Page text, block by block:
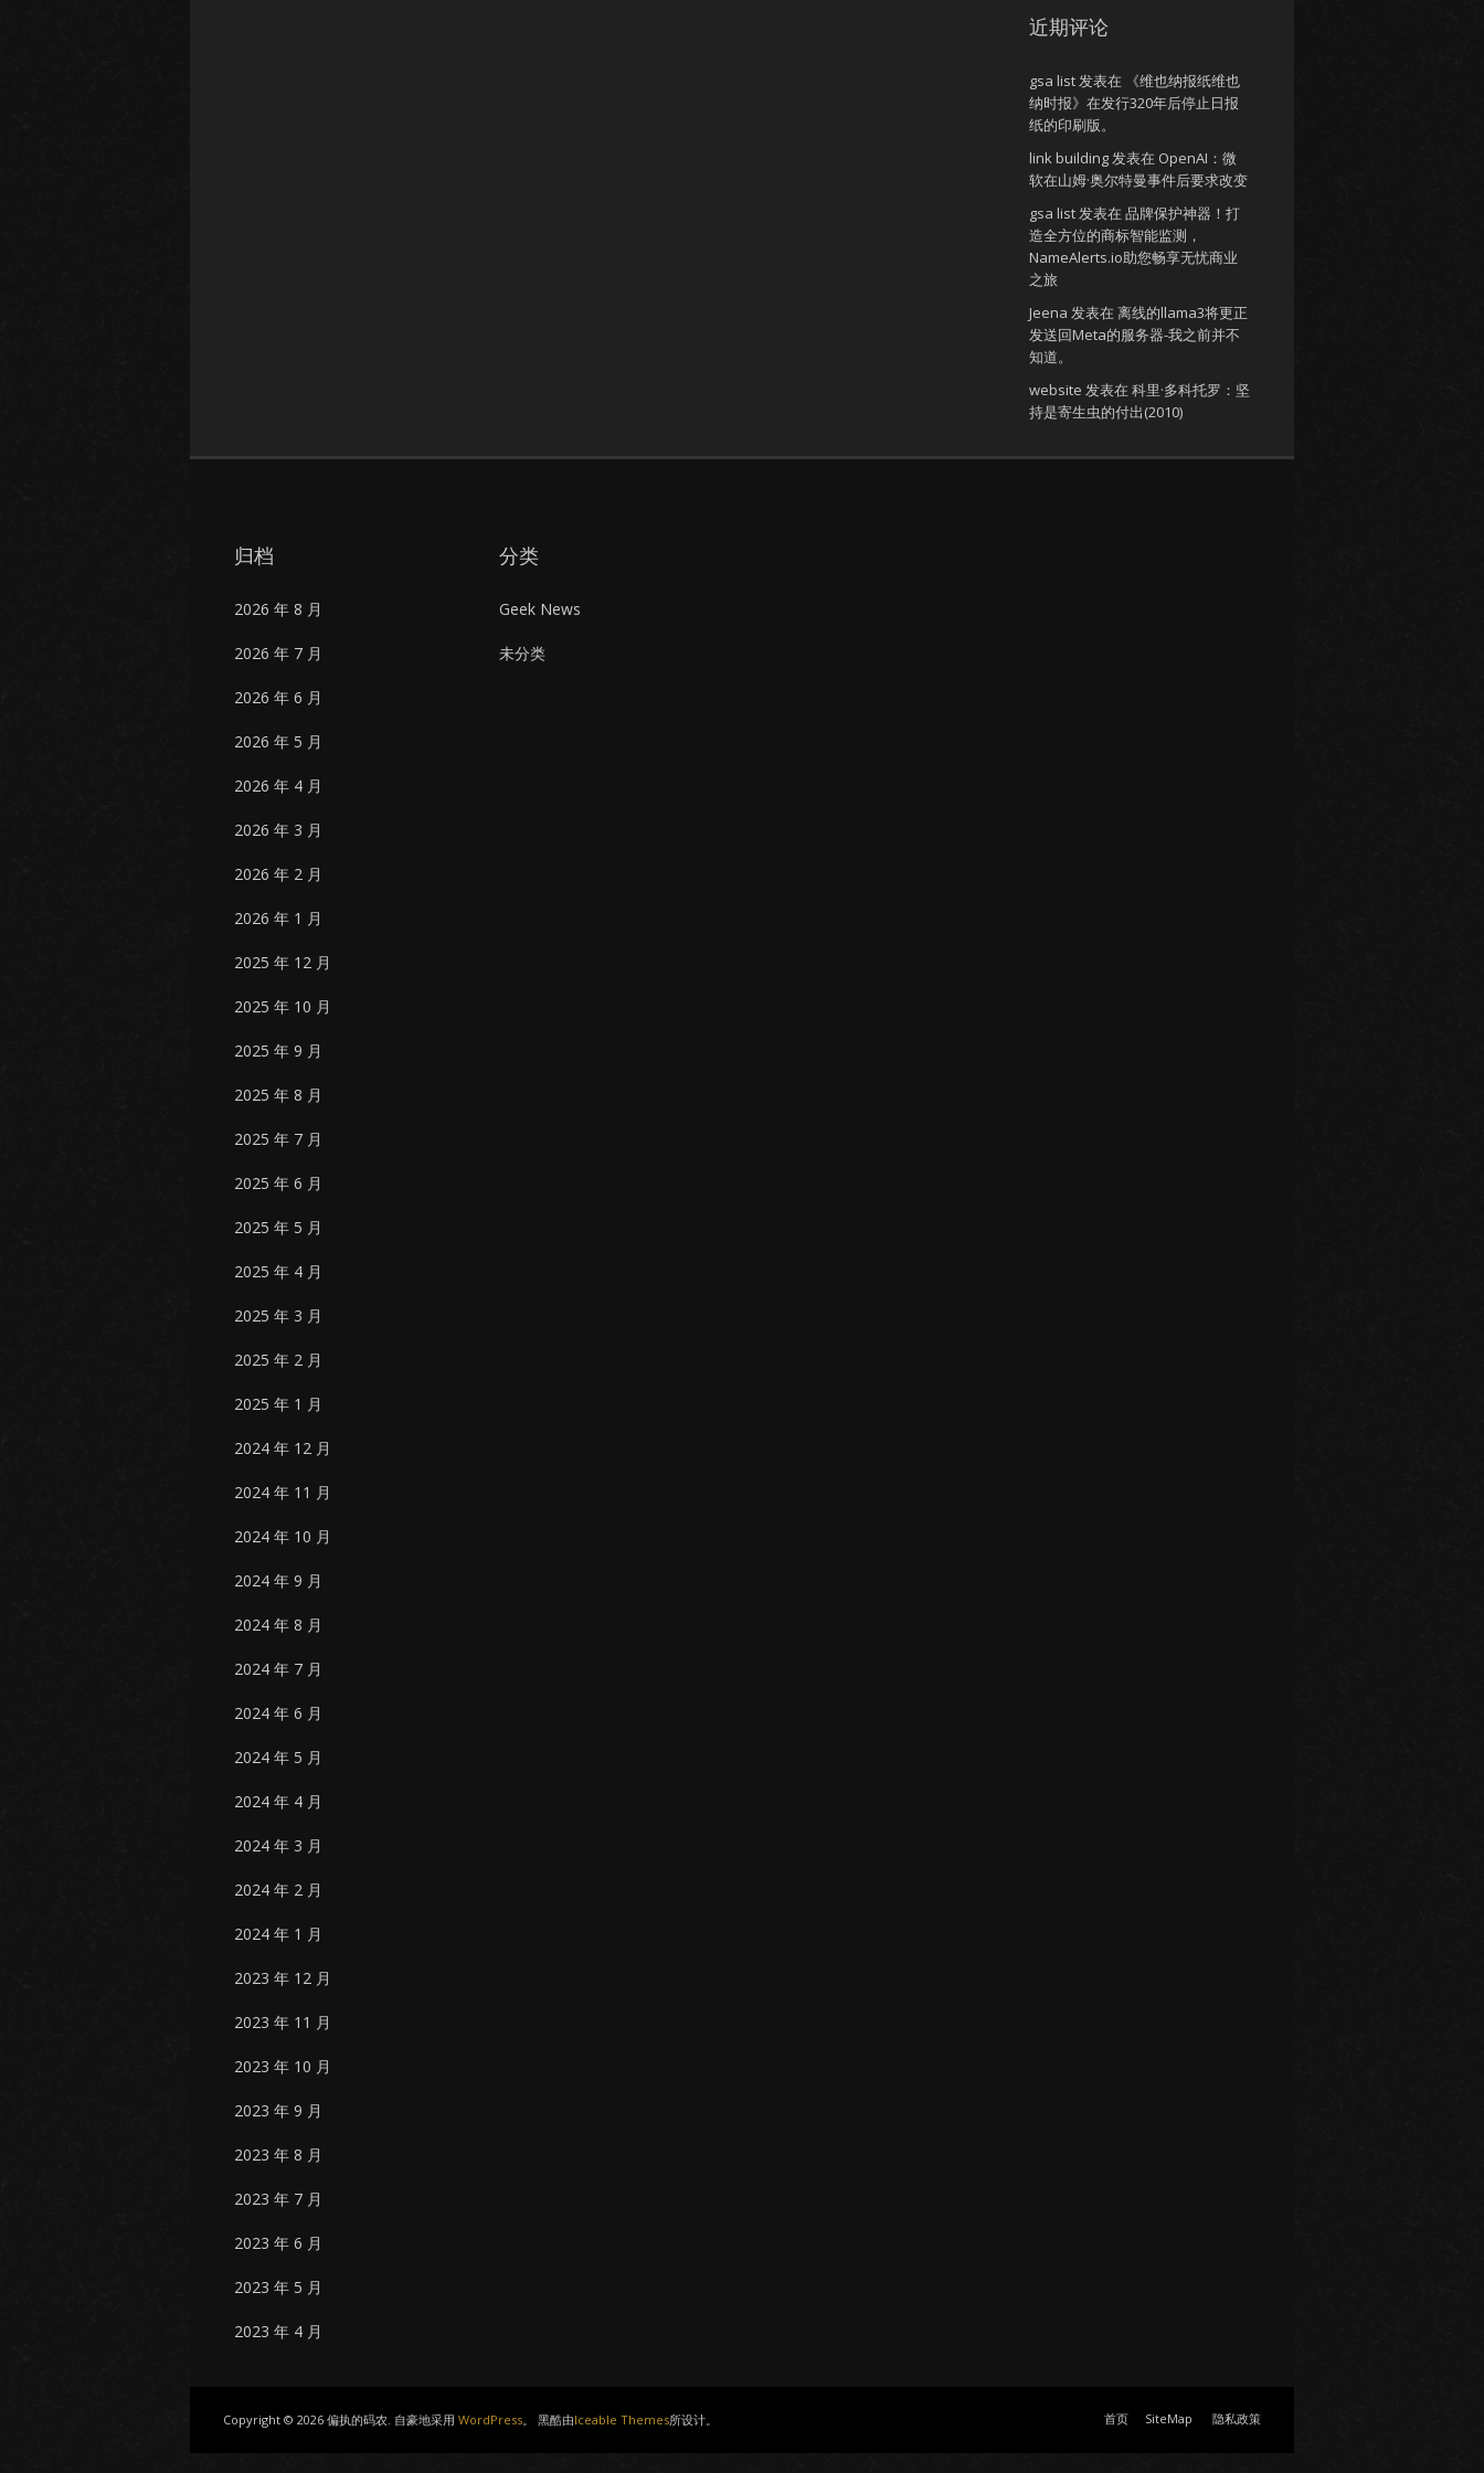
近期评论
gsa list发表在
《维也纳报纸维也
纳时报》在发行320年后停止日报
纸的印刷版。
link building发表在 OpenAI：微
软在山姆·奥尔特曼事件后要求改变
gsa list发表在 品牌保护神器！打
造全方位的商标智能监测，
NameAlerts.io助您畅享无忧商业
之旅
Jeena 发表在 离线的llama3将更正
发送回Meta的服务器-我之前并不
知道。
website 发表在 科里·多科托罗：坚
持是寄生虫的付出(2010)
归档
2026 年 8 月
2026 年 7 月
2026 年 6 月
2026 年 5 月
2026 年 4 月
2026 年 3 月
2026 年 2 月
2026 年 1 月
2025 年 12 月
2025 年 10 月
2025 年 9 月
2025 年 8 月
2025 年 7 月
2025 年 6 月
2025 年 5 月
2025 年 4 月
2025 年 3 月
2025 年 2 月
2025 年 1 月
2024 年 12 月
2024 年 11 月
2024 年 10 月
2024 年 9 月
2024 年 8 月
2024 年 7 月
2024 年 6 月
2024 年 5 月
2024 年 4 月
2024 年 3 月
2024 年 2 月
2024 年 1 月
2023 年 12 月
2023 年 11 月
2023 年 10 月
2023 年 9 月
2023 年 8 月
2023 年 7 月
2023 年 6 月
2023 年 5 月
2023 年 4 月
分类
Geek News
未分类
Copyright © 2026 偏执的码农. 自豪地采用 WordPress。 黑酷由Iceable Themes所设计。 首页 SiteMap 隐私政策